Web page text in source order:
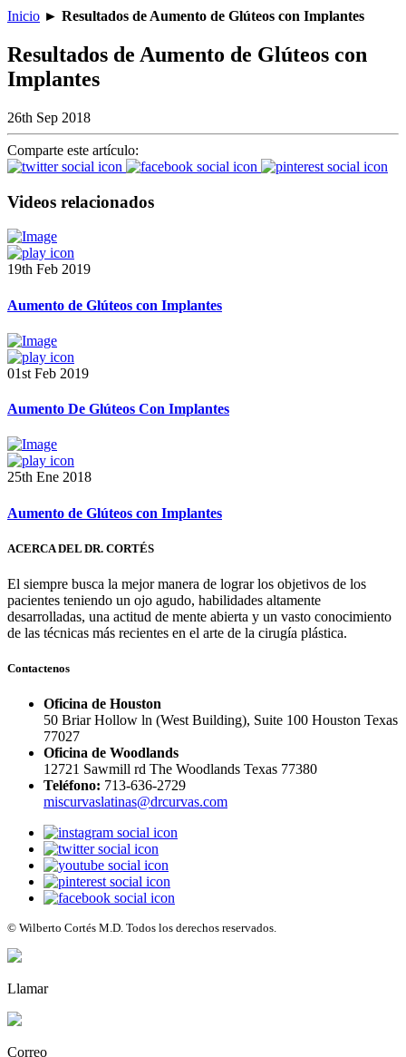
Inicio ► Resultados de Aumento de Glúteos con Implantes
Resultados de Aumento de Glúteos con
Implantes
26th Sep 2018
Comparte este artículo:
Videos relacionados
19th Feb 2019
Aumento de Glúteos con Implantes
01st Feb 2019
Aumento De Glúteos Con Implantes
25th Ene 2018
Aumento de Glúteos con Implantes
ACERCA DEL DR. CORTÉS
El siempre busca la mejor manera de lograr los objetivos de los
pacientes teniendo un ojo agudo, habilidades altamente
desarrolladas, una actitud de mente abierta y un vasto conocimiento
de las técnicas más recientes en el arte de la cirugía plástica.
Contactenos
Oficina de Houston
50 Briar Hollow ln (West Building), Suite 100 Houston Texas
77027
Oficina de Woodlands
12721 Sawmill rd The Woodlands Texas 77380
Teléfono: 713-636-2729
miscurvaslatinas@drcurvas.com
© Wilberto Cortés M.D. Todos los derechos reservados.
Llamar
Correo